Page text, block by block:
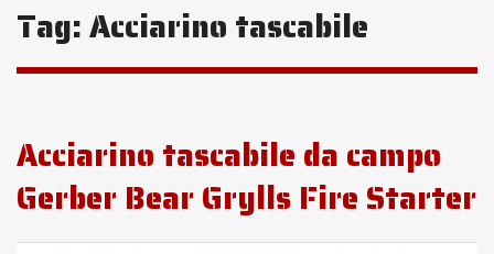
Tag:Acciarino tascabile
Acciarino tascabile da campo
Gerber Bear Grylls Fire Starter